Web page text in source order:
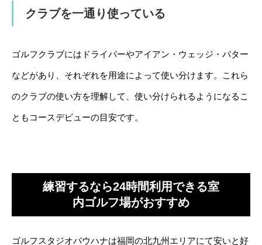
クラブを一通り使っている
ゴルフクラブにはドライバーやアイアン・ウェッジ・パター
などがあり、それぞれを用途によって使い分けます。これら
のクラブの使い方を理解して、使い分けられるようになるこ
ともコースデビューの目安です。
練習するなら24時間利用できる室
内ゴルフ場がおすすめ
ゴルフスタジオパウハナは福岡の北九州エリアにて安いと好